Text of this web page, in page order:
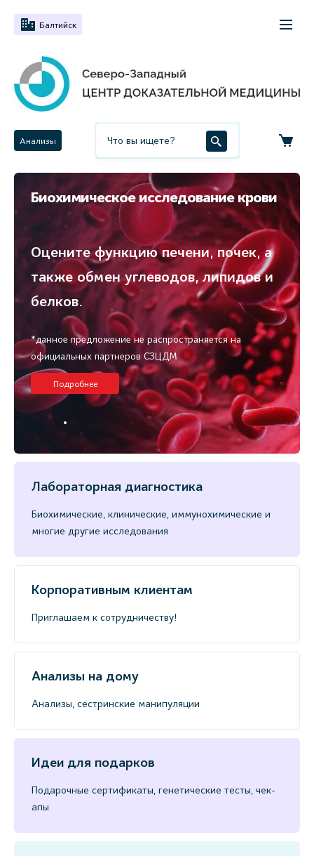
Балтийск
Анализы
Биохимическое исследование крови
Оцените функцию печени, почек, а
также обмен углеводов, липидов и
белков.
*данное предложение не распространяется на
официальных партнеров СЗЦДМ
Подробнее
Лабораторная диагностика
Биохимические, клинические, иммунохимические и
многие другие исследования
Корпоративным клиентам
Приглашаем к сотрудничеству!
Анализы на дому
Анализы, сестринские манипуляции
Идеи для подарков
Подарочные сертификаты, генетические тесты, чек-
апы